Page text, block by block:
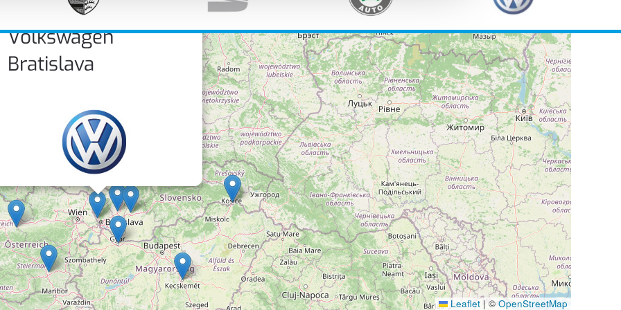
Volkswagen
Bratislava
Leaflet | © OpenStreetMap